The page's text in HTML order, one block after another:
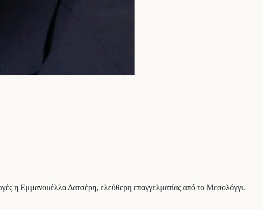
η Εμμανουέλλα Δατσέρη, ελεύθερη επαγγελματίας από το Μεσολόγγι.